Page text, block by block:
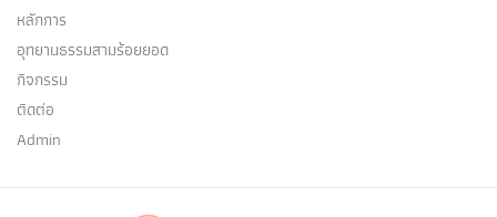
หลักการ
อุทยานธรรมสามร้อยยอด
กิจกรรม
ติดต่อ
Admin